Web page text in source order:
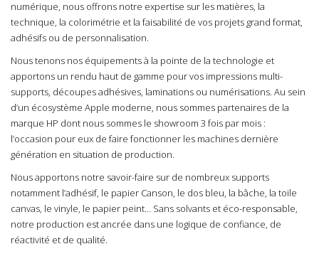
numérique, nous offrons notre expertise sur les matières, la
technique, la colorimétrie et la faisabilité de vos projets grand format,
adhésifs ou de personnalisation.
Nous tenons nos équipements à la pointe de la technologie et
apportons un rendu haut de gamme pour vos impressions multi-
supports, découpes adhésives, laminations ou numérisations. Au sein
d’un écosystème Apple moderne, nous sommes partenaires de la
marque HP dont nous sommes le showroom 3 fois par mois :
l’occasion pour eux de faire fonctionner les machines dernière
génération en situation de production.
Nous apportons notre savoir-faire sur de nombreux supports
notamment l’adhésif, le papier Canson, le dos bleu, la bâche, la toile
canvas, le vinyle, le papier peint… Sans solvants et éco-responsable,
notre production est ancrée dans une logique de confiance, de
réactivité et de qualité.